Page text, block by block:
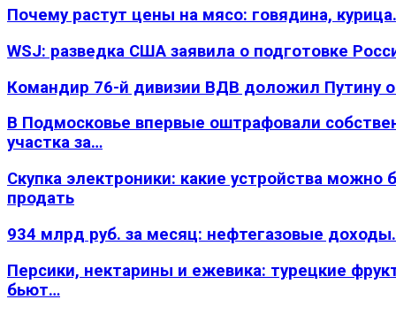
Почему растут цены на мясо: говядина,
WSJ: разведка США заявила о подготовке
Командир 76-й дивизии ВДВ доложил Путину
В Подмосковье впервые оштрафовали
участка за…
Скупка электроники: какие устройства можно
продать
934 млрд руб. за месяц: нефтегазовые
Персики, нектарины и ежевика: турецкие
бьют…